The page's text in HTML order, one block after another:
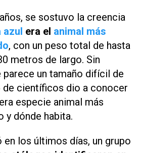
se sostuvo la creencia
azul era el animal más
, con un peso total de hasta
metros de largo. Sin
parece un tamaño difícil de
de científicos dio a conocer
especie animal más
y dónde habita.
en los últimos días, un grupo